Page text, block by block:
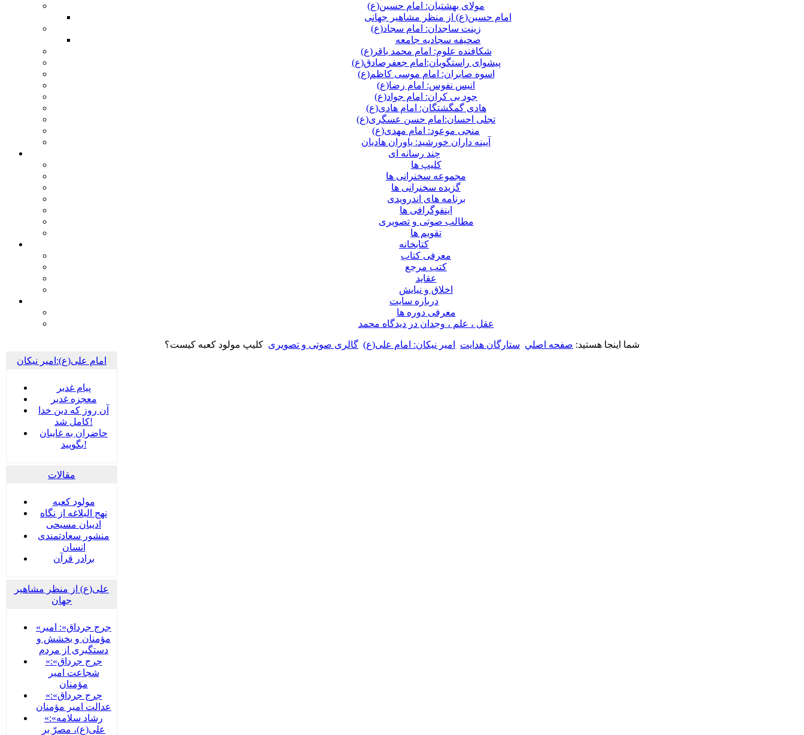
مولای بهشتیان: امام حسین(ع)
امام حسین(ع) از منظر مشاهیر جهانی
زینت ساجدان: امام سجاد(ع)
صحیفه سجادیه جامعه
شکافنده علوم: امام محمد باقر(ع)
پیشوای راستگویان:امام جعفرصادق(ع)
اسوه صابران: امام موسی کاظم(ع)
انیس نفوس: امام رضا(ع)
جود بی کران: امام جواد(ع)
هادی گمگشتگان: امام هادی(ع)
تجلی احسان:امام حسن عسگری(ع)
منجی موعود: امام مهدی(ع)
آیینه داران خورشید: یاوران هادیان
چند رسانه ای
کلیپ ها
مجموعه سخنرانی ها
گزیده سخنرانی ها
برنامه های اندرویدی
اینفوگرافی ها
مطالب صوتی و تصویری
تقویم ها
كتابخانه
معرفی کتاب
کتب مرجع
عقاید
اخلاق و نیایش
درباره سايت
معرفی دوره ها
عقل ، علم ، وجدان در ديدگاه محمد
شما اینجا هستید: صفحه اصلي ستارگان هدایت امیر نیکان: امام علی(ع) گالری صوتی و تصویری کلیپ مولود کعبه کیست؟
امام علی(ع):امیر نیکان
پيام غدير
معجزه غدیر
آن روز که دین خدا
کامل شد!
حاضران به غایبان
بگویید!
مقالات
مولود کعبه
نهج البلاغه از نگاه
ادیبان مسیحی
منشور سعادتمندی
انسان
برادر قرآن
علی(ع) از منظر مشاهیر
جهان
«جرج جرداق»: امیر
مؤمنان و بخشش و
دستگیری از مردم
«جرج جرداق»:
شجاعت امیر
مؤمنان
«جرج جرداق»:
عدالت امیر مؤمنان
«رشاد سلامه»:
علی(ع)، مصرّ بر